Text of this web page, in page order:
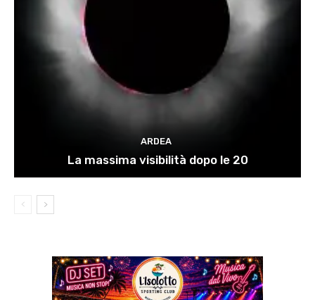
ARDEA
La massima visibilità dopo le 20